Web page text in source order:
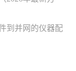
到并网的仪器配